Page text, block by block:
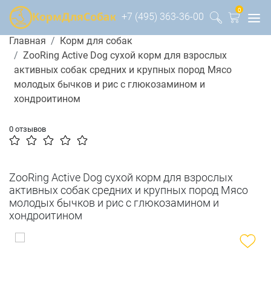
+7 (495) 363-36-00
0
Главная
Корм для собак
ZooRing Active Dog сухой корм для взрослых
активных собак средних и крупных пород Мясо
молодых бычков и рис с глюкозамином и
хондроитином
0 отзывов
ZooRing Active Dog сухой корм для взрослых
активных собак средних и крупных пород Мясо
молодых бычков и рис с глюкозамином и
хондроитином